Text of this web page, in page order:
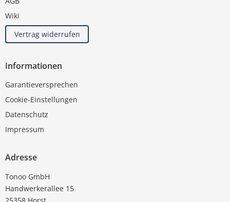
Wiki
Vertrag widerrufen
Informationen
Garantieversprechen
Cookie-Einstellungen
Datenschutz
Impressum
Adresse
Tonoo GmbH
Handwerkerallee 15